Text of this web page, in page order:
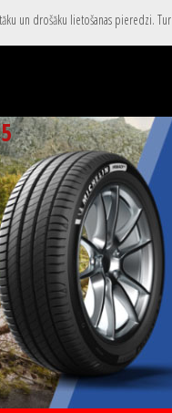
un drošāku lietošanas pieredzi.